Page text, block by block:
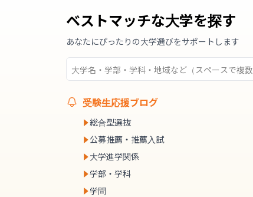
ベストマッチな大学を探す
あなたにぴったりの大学選びをサポートします
受験生応援ブログ
総合型選抜
公募推薦・推薦入試
大学進学関係
学部・学科
学問